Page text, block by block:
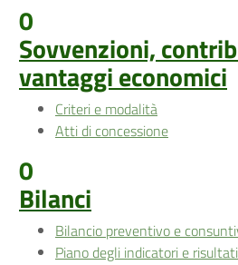
0
Sovvenzioni,
vantaggi economici
Criteri e modalità
Atti di concessione
0
Bilanci
Bilancio preventivo e
Piano degli indicatori e